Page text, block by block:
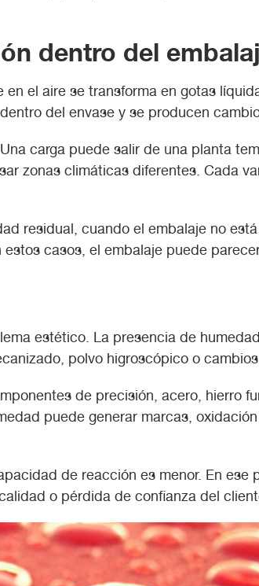
dentro del
el aire se transforma en gotas
del envase y se producen
carga puede salir de una planta
zonas climáticas diferentes. Cada
residual, cuando el embalaje no
casos, el embalaje puede
estético. La presencia de
polvo higroscópico o
de precisión, acero, hierro
puede generar marcas,
de reacción es menor. En
o pérdida de confianza del